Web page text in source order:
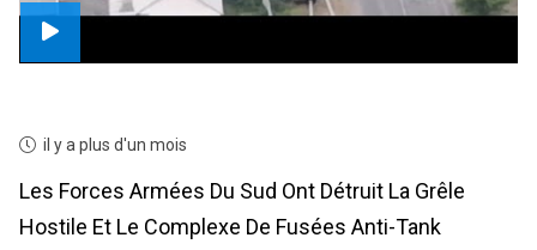
il y a plus d'un mois
Les Forces Armées Du Sud Ont Détruit La Grêle
Hostile Et Le Complexe De Fusées Anti-Tank